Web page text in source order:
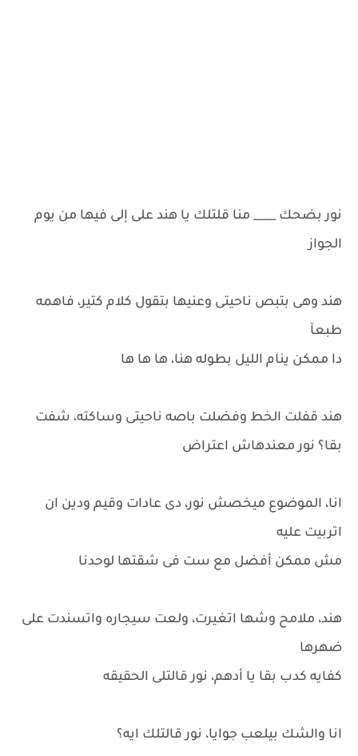
نور بضحك ____ منا قلتلك يا هند على إلى فيها من يوم
الجواز
هند وهى بتبص ناحيتى وعنيها بتقول كلام كتير، فاهمه
طبعآ
دا ممكن ينام الليل بطوله هنا، ها ها ها
هند قفلت الخط وفضلت باصه ناحيتى وساكته، شفت
بقا؟ نور معندهاش اعتراض
انا، الموضوع ميخصش نور، دى عادات وقيم ودين ان
اتربيت عليه
مش ممكن أفضل مع ست فى شقتها لوحدنا
هند، ملامح وشها اتغيرت، ولعت سيجاره واتسندت على
ضهرها
كفايه كدب بقا يا أدهم، نور قالتلى الحقيقه
انا والشك بيلعب جوايا، نور قالتلك ايه؟